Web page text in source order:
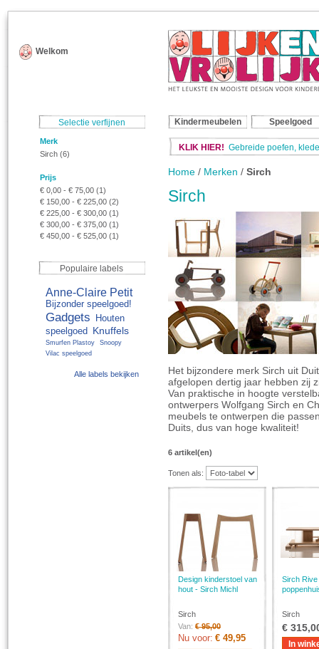
Welkom
Kindermeubelen Speelgoed
KLIK HIER! Gebreide poefen,
Home / Merken / Sirch
Sirch
Het bijzondere merk Sirch uit
afgelopen dertig jaar hebben zij
Van praktische in hoogte
ontwerpers Wolfgang Sirch en
meubels te ontwerpen die
Duits, dus van hoge kwaliteit!
6 artikel(en)
Tonen als:
Design kinderstoel van
hout - Sirch Michl
Sirch
Van: € 95,00
Nu voor: € 49,95
Sirch
Sirch
€
In
Selectie verfijnen
Merk
Sirch (6)
Prijs
€ 0,00 - € 75,00 (1)
€ 150,00 - € 225,00 (2)
€ 225,00 - € 300,00 (1)
€ 300,00 - € 375,00 (1)
€ 450,00 - € 525,00 (1)
Populaire labels
Anne-Claire Petit
Bijzonder speelgoed!
Gadgets
Houten
speelgoed
Knuffels
Smurfen Plastoy
Snoopy
Vilac speelgoed
Alle labels bekijken